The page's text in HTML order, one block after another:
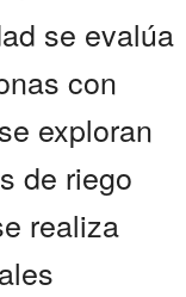
se evalúa
con
exploran
de riego
realiza